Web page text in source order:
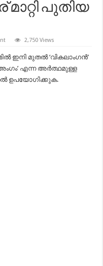
പുതിയ
2,750 Views
മുതൽ ‘വികലാംഗന്‍’
അംഗം’ എന്ന അർത്ഥമുള്ള
ഉപയോഗിക്കുക.